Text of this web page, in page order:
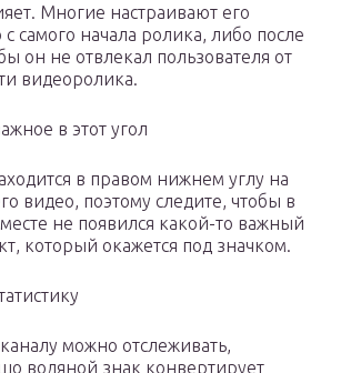
Многие настраивают его
самого начала ролика, либо после
он не отвлекал пользователя от
видеоролика.
в этот угол
в правом нижнем углу на
видео, поэтому следите, чтобы в
не появился какой-то важный
который окажется под значком.
можно отслеживать,
водяной знак конвертирует